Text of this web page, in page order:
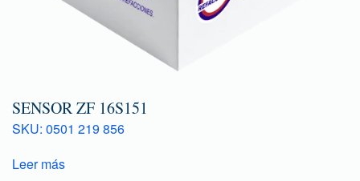
SENSOR ZF 16S151
SKU: 0501 219 856
Leer más